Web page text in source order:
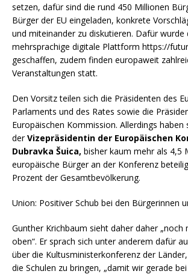
setzen, dafür sind die rund 450 Millionen
Bürger der EU eingeladen, konkrete
und miteinander zu diskutieren. Dafür wurde
mehrsprachige digitale Plattform https://
geschaffen, zudem finden europaweit
Veranstaltungen statt.
Den Vorsitz teilen sich die Präsidenten des
Parlaments und des Rates sowie die
Europäischen Kommission. Allerdings haben
derVizepräsidentin der Europäischen
Dubravka Šuica, bisher kaum mehr als 4,5
europäische Bürger an der Konferenz
Prozent der Gesamtbevölkerung.
Union: Positiver Schub bei den Bürgerinnen
Gunther Krichbaum sieht daher daher „noch
oben“. Er sprach sich unter anderem dafür
über die Kultusministerkonferenz der
die Schulen zu bringen, „damit wir gerade